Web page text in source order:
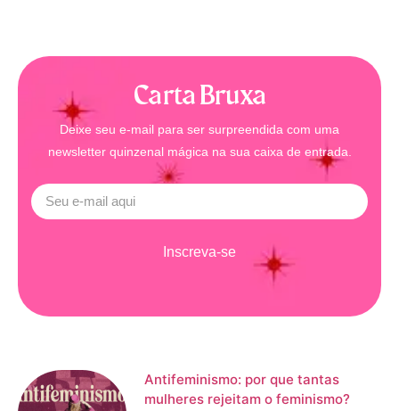
Carta Bruxa
Deixe seu e-mail para ser surpreendida com uma
newsletter quinzenal mágica na sua caixa de entrada.
Inscreva-se
Antifeminismo: por que tantas
mulheres rejeitam o feminismo?